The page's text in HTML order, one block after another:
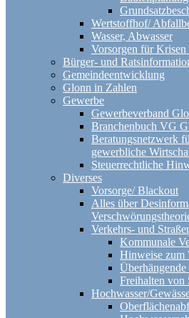
Wertstoffhof/
Wasser, Abwasser
Vorsorgen für Krisen
Bürger- und
Gemeindeentwicklung
Glonn in Zahlen
Gewerbe
Gewerbeverband
Branchenbuch VG
Beratungsnetzwerk
gewerbliche
Steuerrechtliche
Diverses
Vorsorge/ Blackout
Alles über
Verkehrs- und
Kommunale
Hinweise zum
Freihalten von
Hochwasser/